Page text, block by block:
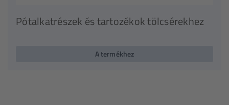
Pótalkatrészek és tartozékok tölcsérekhez
A termékhez